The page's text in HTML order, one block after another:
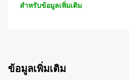
สำหรับข้อมูลเพิ่มเติม
ข้อมูลเพิ่มเติม